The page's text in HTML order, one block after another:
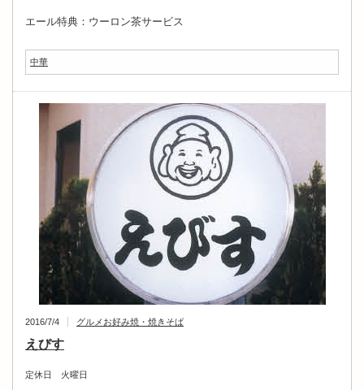
エール特典：ウーロン茶サービス
中華
2016/7/4 グルメ お好み焼・焼きそば
えびす
定休日 火曜日